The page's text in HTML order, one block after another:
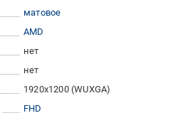
матовое
AMD
нет
нет
1920x1200 (WUXGA)
FHD